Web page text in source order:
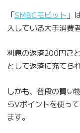
「SMBCモビット 」
入している大手消費
利息の返済200円ご
として返済に充てら
しかも、普段の買い
らVポイントを使っ
ます。